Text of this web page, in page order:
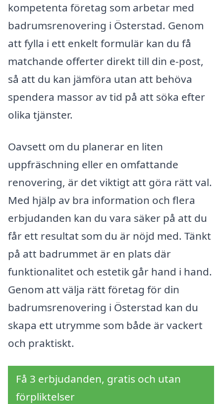
kompetenta företag som arbetar med
badrumsrenovering i Österstad. Genom
att fylla i ett enkelt formulär kan du få
matchande offerter direkt till din e-post,
så att du kan jämföra utan att behöva
spendera massor av tid på att söka efter
olika tjänster.
Oavsett om du planerar en liten
uppfräschning eller en omfattande
renovering, är det viktigt att göra rätt val.
Med hjälp av bra information och flera
erbjudanden kan du vara säker på att du
får ett resultat som du är nöjd med. Tänkt
på att badrummet är en plats där
funktionalitet och estetik går hand i hand.
Genom att välja rätt företag för din
badrumsrenovering i Österstad kan du
skapa ett utrymme som både är vackert
och praktiskt.
Få 3 erbjudanden, gratis och utan
förpliktelser